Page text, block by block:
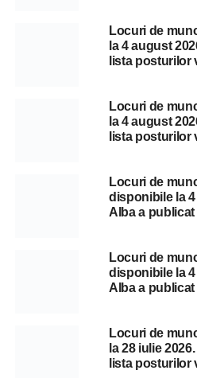
Locuri de
la 4 august
lista posturilor
Locuri de
la 4 august
lista posturilor
Locuri de
disponibile la 4
Alba a
Locuri de
disponibile la 4
Alba a
Locuri de
la 28 iulie
lista posturilor